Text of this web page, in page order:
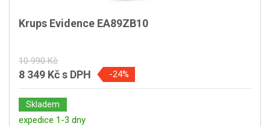
Krups Evidence EA89ZB10
10 990 Kč
8 349 Kčs DPH -24%
Skladem
expedice 1-3 dny